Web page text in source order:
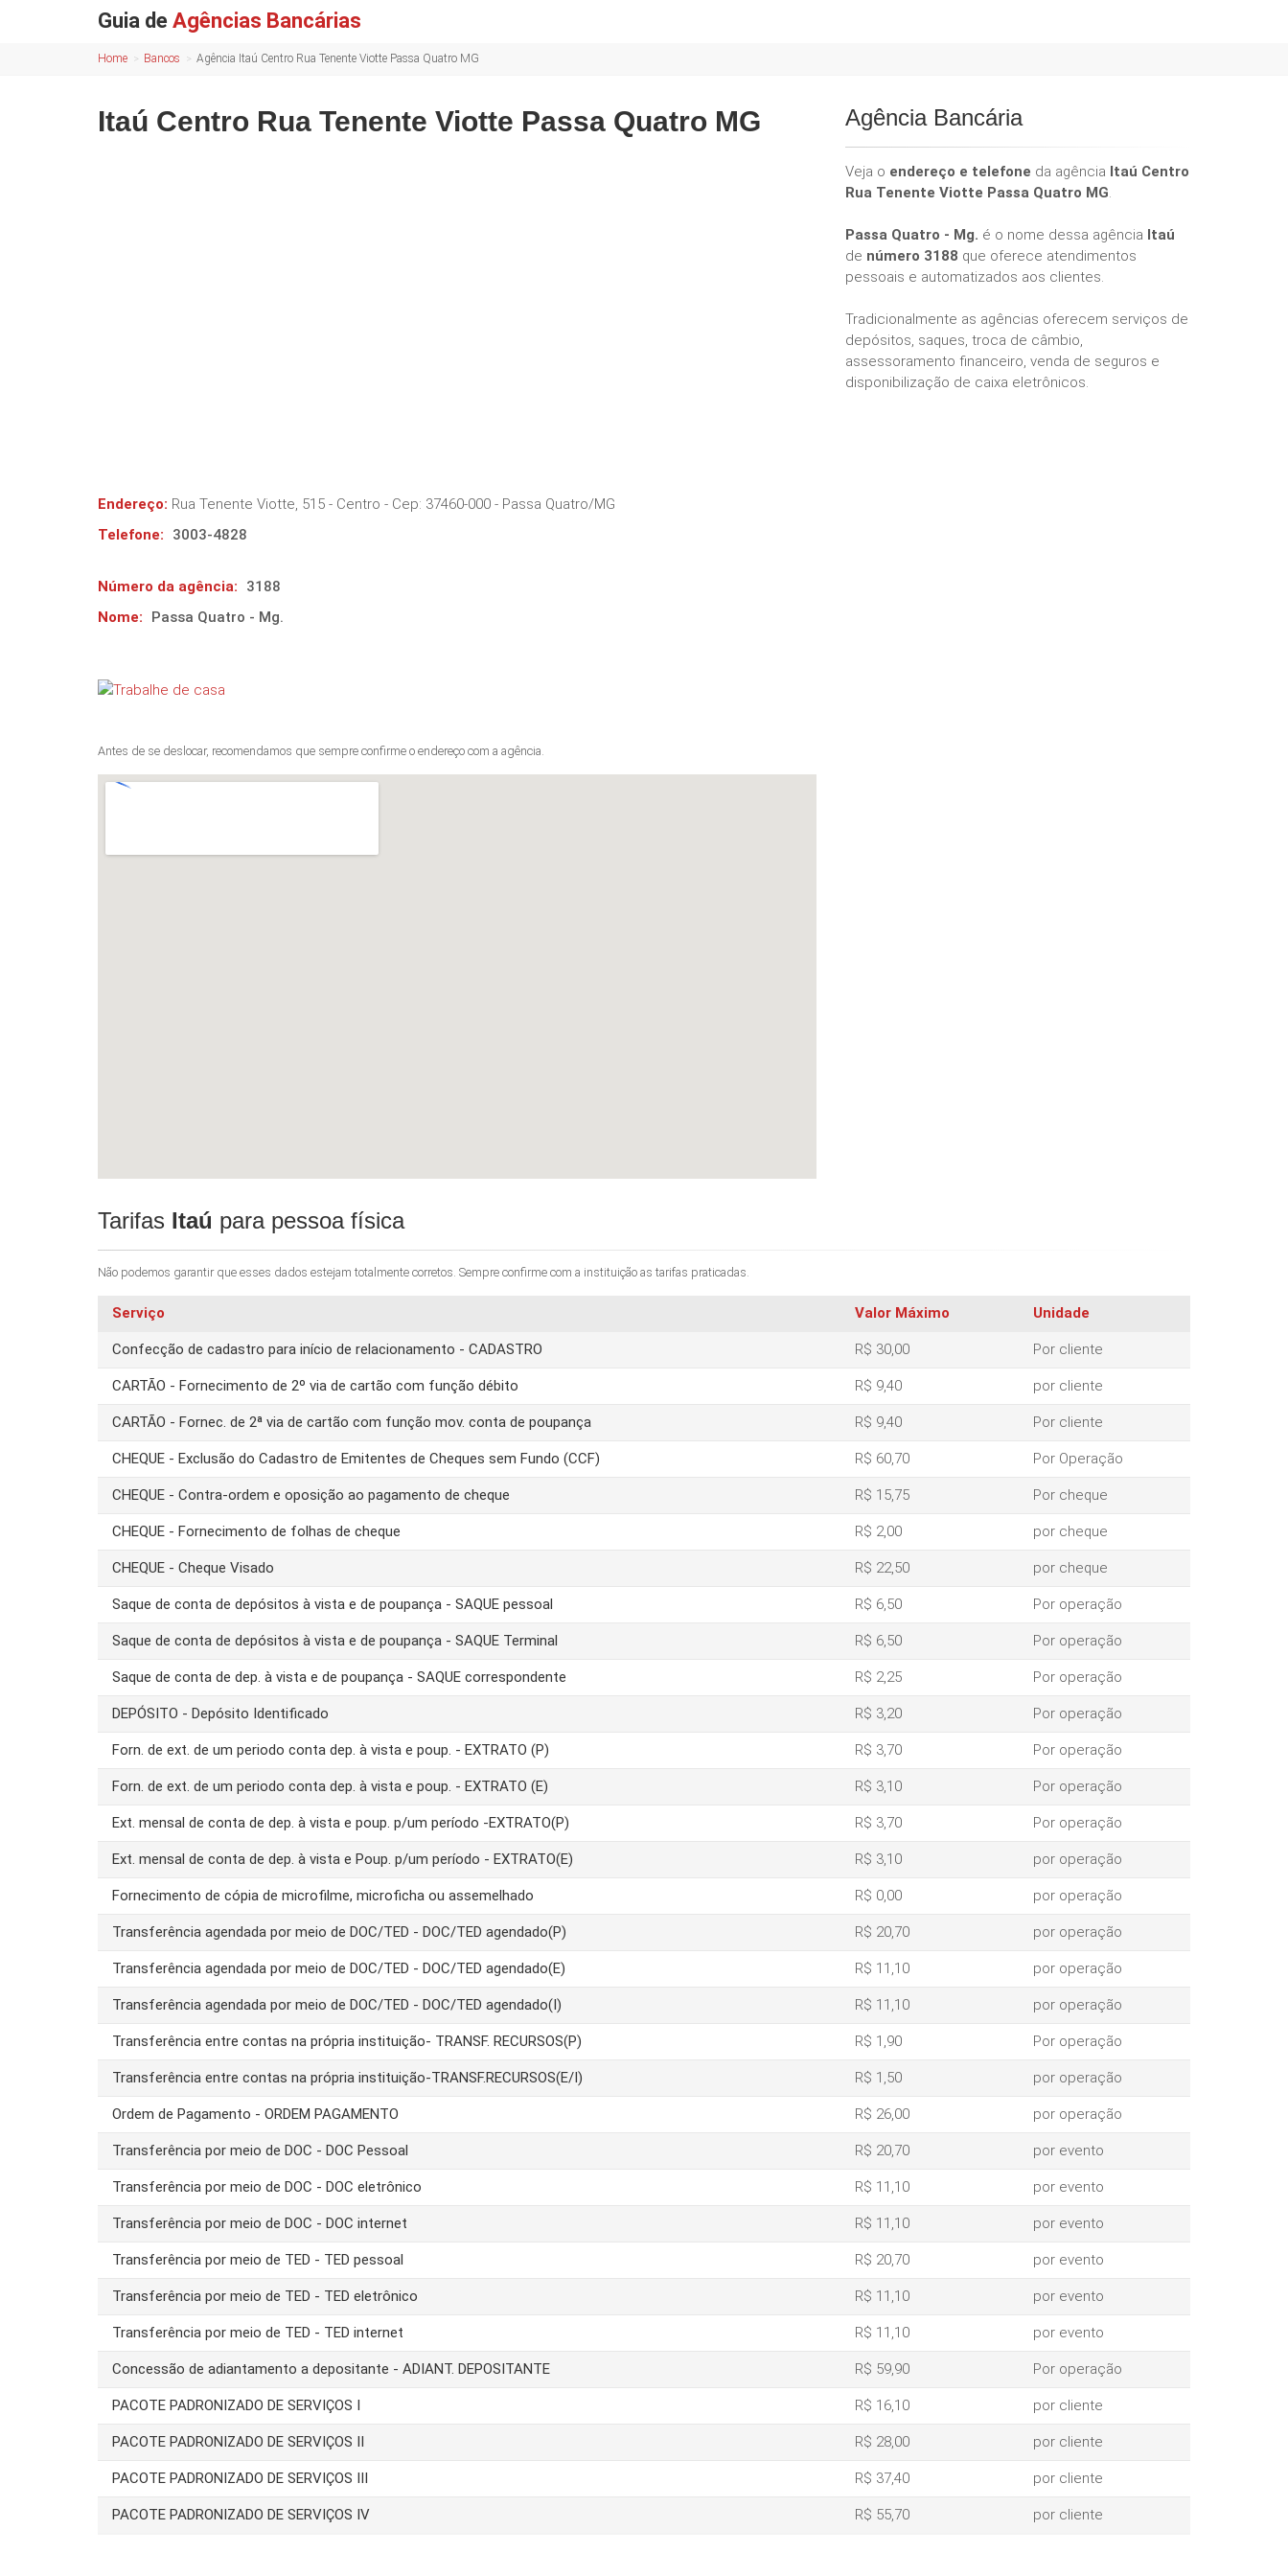
Guia de Agências Bancárias
Home Bancos Agência Itaú Centro Rua Tenente Viotte Passa Quatro MG
Itaú Centro Rua Tenente Viotte Passa Quatro MG
Endereço: Rua Tenente Viotte, 515 - Centro - Cep: 37460-000 - Passa Quatro/MG
Telefone:
3003-4828
Número da agência:
3188
Nome:
Passa Quatro - Mg.
Antes de se deslocar, recomendamos que sempre confirme o endereço com a agência.
Agência Bancária
Veja o endereço e telefone da agência Itaú Centro
Rua Tenente Viotte Passa Quatro MG.
Passa Quatro - Mg. é o nome dessa agência Itaú
de número 3188 que oferece atendimentos
pessoais e automatizados aos clientes.
Tradicionalmente as agências oferecem serviços de
depósitos, saques, troca de câmbio,
assessoramento financeiro, venda de seguros e
disponibilização de caixa eletrônicos.
Tarifas Itaú para pessoa física
Não podemos garantir que esses dados estejam totalmente corretos. Sempre confirme com a instituição as tarifas praticadas.
Serviço Valor Máximo Unidade
Confecção de cadastro para início de relacionamento - CADASTRO R$ 30,00 Por cliente
CARTÃO - Fornecimento de 2º via de cartão com função débito R$ 9,40 por cliente
CARTÃO - Fornec. de 2ª via de cartão com função mov. conta de poupança R$ 9,40 Por cliente
CHEQUE - Exclusão do Cadastro de Emitentes de Cheques sem Fundo (CCF) R$ 60,70 Por Operação
CHEQUE - Contra-ordem e oposição ao pagamento de cheque R$ 15,75 Por cheque
CHEQUE - Fornecimento de folhas de cheque R$ 2,00 por cheque
CHEQUE - Cheque Visado R$ 22,50 por cheque
Saque de conta de depósitos à vista e de poupança - SAQUE pessoal R$ 6,50 Por operação
Saque de conta de depósitos à vista e de poupança - SAQUE Terminal R$ 6,50 Por operação
Saque de conta de dep. à vista e de poupança - SAQUE correspondente R$ 2,25 Por operação
DEPÓSITO - Depósito Identificado R$ 3,20 Por operação
Forn. de ext. de um periodo conta dep. à vista e poup. - EXTRATO (P) R$ 3,70 Por operação
Forn. de ext. de um periodo conta dep. à vista e poup. - EXTRATO (E) R$ 3,10 Por operação
Ext. mensal de conta de dep. à vista e poup. p/um período -EXTRATO(P) R$ 3,70 Por operação
Ext. mensal de conta de dep. à vista e Poup. p/um período - EXTRATO(E) R$ 3,10 por operação
Fornecimento de cópia de microfilme, microficha ou assemelhado R$ 0,00 por operação
Transferência agendada por meio de DOC/TED - DOC/TED agendado(P) R$ 20,70 por operação
Transferência agendada por meio de DOC/TED - DOC/TED agendado(E) R$ 11,10 por operação
Transferência agendada por meio de DOC/TED - DOC/TED agendado(I) R$ 11,10 por operação
Transferência entre contas na própria instituição- TRANSF. RECURSOS(P) R$ 1,90 Por operação
Transferência entre contas na própria instituição-TRANSF.RECURSOS(E/I) R$ 1,50 por operação
Ordem de Pagamento - ORDEM PAGAMENTO R$ 26,00 por operação
Transferência por meio de DOC - DOC Pessoal R$ 20,70 por evento
Transferência por meio de DOC - DOC eletrônico R$ 11,10 por evento
Transferência por meio de DOC - DOC internet R$ 11,10 por evento
Transferência por meio de TED - TED pessoal R$ 20,70 por evento
Transferência por meio de TED - TED eletrônico R$ 11,10 por evento
Transferência por meio de TED - TED internet R$ 11,10 por evento
Concessão de adiantamento a depositante - ADIANT. DEPOSITANTE R$ 59,90 Por operação
PACOTE PADRONIZADO DE SERVIÇOS I R$ 16,10 por cliente
PACOTE PADRONIZADO DE SERVIÇOS II R$ 28,00 por cliente
PACOTE PADRONIZADO DE SERVIÇOS III R$ 37,40 por cliente
PACOTE PADRONIZADO DE SERVIÇOS IV R$ 55,70 por cliente